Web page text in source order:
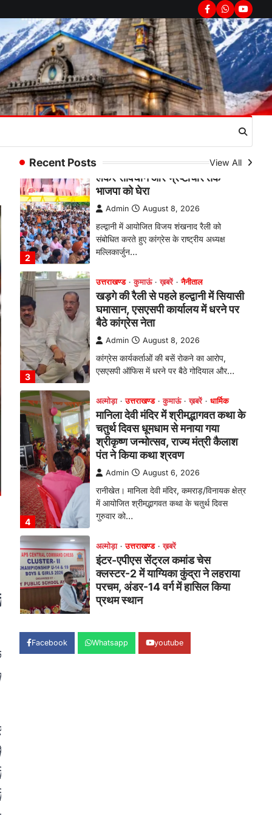
Facebook
Whatsapp
Recent Posts View All
2
नैनीताल
हल्द्वानी में खड़गे का हुंकार, नौकरियों से
लेकर संविधान और भ्रष्टाचार तक
भाजपा को घेरा
Admin August 8, 2026
हल्द्वानी में आयोजित विजय शंखनाद रैली को
संबोधित करते हुए कांग्रेस के राष्ट्रीय अध्यक्ष
मल्लिकार्जुन…
3
खड़गे की रैली से पहले हल्द्वानी में सियासी
घमासान, एसएसपी कार्यालय में धरने पर
बैठे कांग्रेस नेता
Admin August 8, 2026
कांग्रेस कार्यकर्ताओं की बसें रोकने का आरोप,
एसएसपी ऑफिस में धरने पर बैठे गोदियाल और…
4
अल्मोड़ा उत्तराखण्ड
चतुर्थ दिवस धूमधाम से मनाया गया
श्रीकृष्ण जन्मोत्सव, राज्य मंत्री कैलाश
पंत ने किया कथा श्रवण
Admin August 6, 2026
रानीखेत। मानिला देवी मंदिर, कमराड़/विनायक क्षेत्र
में आयोजित श्रीमद्भागवत कथा के चतुर्थ दिवस
गुरुवार को…
1
अल्मोड़ा उत्तराखण्ड ख़बरें
इंटर-एपीएस सेंट्रल कमांड चेस
क्लस्टर-2 में याग्यिका कुंद्रा ने लहराया
परचम, अंडर-14 वर्ग में हासिल किया
प्रथम स्थान
Admin August 8, 2026
रानीखेत। आर्मी पब्लिक स्कूल रानीखेत की
प्रतिभाशाली छात्रा याग्यिका कुंद्रा ने अपनी
शानदार शतरंज प्रतिभा…
2
उत्तराखण्ड कुमाऊं ख़बरें
हल्द्वानी में खड़गे का हुंकार, नौकरियों से
लेकर संविधान और भ्रष्टाचार तक
भाजपा को घेरा
Admin August 8, 2026
संबोधित करते हुए कांग्रेस के राष्ट्रीय अध्यक्ष
मल्लिकार्जुन…
Facebook Whatsapp youtube